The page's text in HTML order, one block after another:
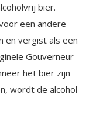
bier.
een andere
en vergist als een
Gouverneur
het bier zijn
wordt de alcohol